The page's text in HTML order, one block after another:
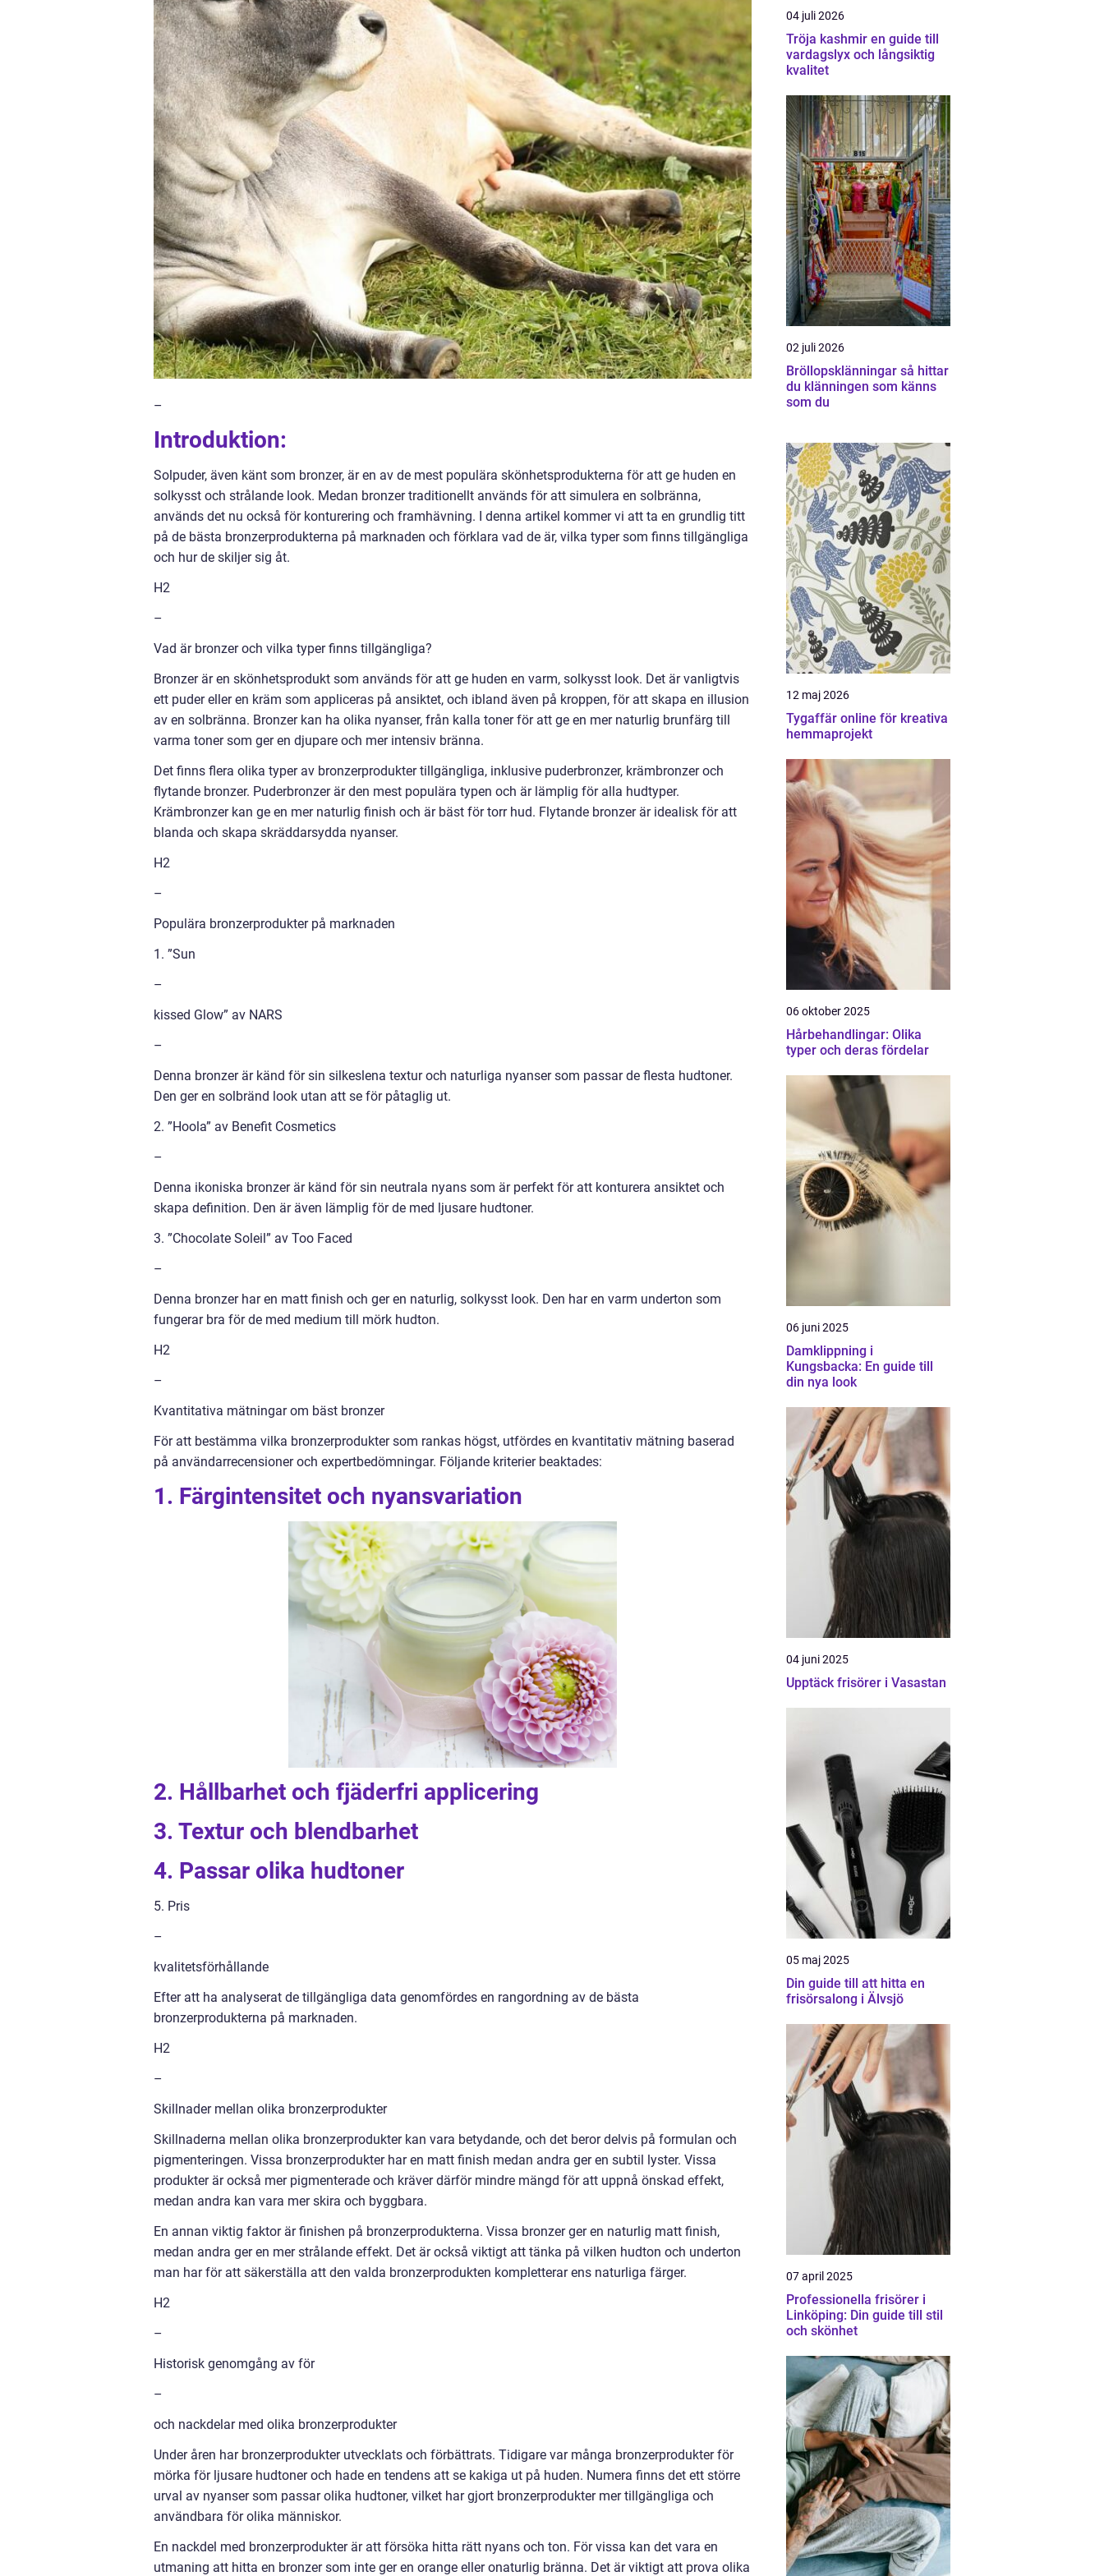
–
Introduktion:
Solpuder, även känt som bronzer, är en av de mest populära skönhetsprodukterna för att ge huden en
solkysst och strålande look. Medan bronzer traditionellt används för att simulera en solbränna,
används det nu också för konturering och framhävning. I denna artikel kommer vi att ta en grundlig titt
på de bästa bronzerprodukterna på marknaden och förklara vad de är, vilka typer som finns tillgängliga
och hur de skiljer sig åt.
H2
–
Vad är bronzer och vilka typer finns tillgängliga?
Bronzer är en skönhetsprodukt som används för att ge huden en varm, solkysst look. Det är vanligtvis
ett puder eller en kräm som appliceras på ansiktet, och ibland även på kroppen, för att skapa en illusion
av en solbränna. Bronzer kan ha olika nyanser, från kalla toner för att ge en mer naturlig brunfärg till
varma toner som ger en djupare och mer intensiv bränna.
Det finns flera olika typer av bronzerprodukter tillgängliga, inklusive puderbronzer, krämbronzer och
flytande bronzer. Puderbronzer är den mest populära typen och är lämplig för alla hudtyper.
Krämbronzer kan ge en mer naturlig finish och är bäst för torr hud. Flytande bronzer är idealisk för att
blanda och skapa skräddarsydda nyanser.
H2
–
Populära bronzerprodukter på marknaden
1. ”Sun
–
kissed Glow” av NARS
–
Denna bronzer är känd för sin silkeslena textur och naturliga nyanser som passar de flesta hudtoner.
Den ger en solbränd look utan att se för påtaglig ut.
2. ”Hoola” av Benefit Cosmetics
–
Denna ikoniska bronzer är känd för sin neutrala nyans som är perfekt för att konturera ansiktet och
skapa definition. Den är även lämplig för de med ljusare hudtoner.
3. ”Chocolate Soleil” av Too Faced
–
Denna bronzer har en matt finish och ger en naturlig, solkysst look. Den har en varm underton som
fungerar bra för de med medium till mörk hudton.
H2
–
Kvantitativa mätningar om bäst bronzer
För att bestämma vilka bronzerprodukter som rankas högst, utfördes en kvantitativ mätning baserad
på användarrecensioner och expertbedömningar. Följande kriterier beaktades:
1. Färgintensitet och nyansvariation
2. Hållbarhet och fjäderfri applicering
3. Textur och blendbarhet
4. Passar olika hudtoner
5. Pris
–
kvalitetsförhållande
Efter att ha analyserat de tillgängliga data genomfördes en rangordning av de bästa
bronzerprodukterna på marknaden.
H2
–
Skillnader mellan olika bronzerprodukter
Skillnaderna mellan olika bronzerprodukter kan vara betydande, och det beror delvis på formulan och
pigmenteringen. Vissa bronzerprodukter har en matt finish medan andra ger en subtil lyster. Vissa
produkter är också mer pigmenterade och kräver därför mindre mängd för att uppnå önskad effekt,
medan andra kan vara mer skira och byggbara.
En annan viktig faktor är finishen på bronzerprodukterna. Vissa bronzer ger en naturlig matt finish,
medan andra ger en mer strålande effekt. Det är också viktigt att tänka på vilken hudton och underton
man har för att säkerställa att den valda bronzerprodukten kompletterar ens naturliga färger.
H2
–
Historisk genomgång av för
–
och nackdelar med olika bronzerprodukter
Under åren har bronzerprodukter utvecklats och förbättrats. Tidigare var många bronzerprodukter för
mörka för ljusare hudtoner och hade en tendens att se kakiga ut på huden. Numera finns det ett större
urval av nyanser som passar olika hudtoner, vilket har gjort bronzerprodukter mer tillgängliga och
användbara för olika människor.
En nackdel med bronzerprodukter är att försöka hitta rätt nyans och ton. För vissa kan det vara en
utmaning att hitta en bronzer som inte ger en orange eller onaturlig bränna. Det är viktigt att prova olika
04 juli 2026
Tröja kashmir en guide till
vardagslyx och långsiktig
kvalitet
02 juli 2026
Bröllopsklänningar så hittar
du klänningen som känns
som du
12 maj 2026
Tygaffär online för kreativa
hemmaprojekt
06 oktober 2025
Hårbehandlingar: Olika
typer och deras fördelar
06 juni 2025
Damklippning i
Kungsbacka: En guide till
din nya look
04 juni 2025
Upptäck frisörer i Vasastan
05 maj 2025
Din guide till att hitta en
frisörsalong i Älvsjö
07 april 2025
Professionella frisörer i
Linköping: Din guide till stil
och skönhet